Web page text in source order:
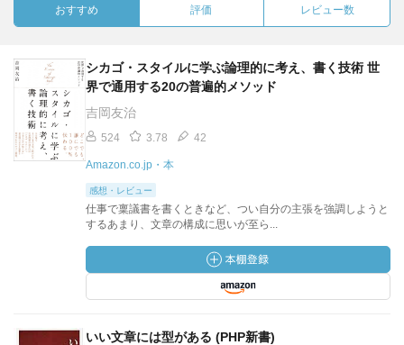
おすすめ 評価 レビュー数
シカゴ・スタイルに学ぶ論理的に考え、書く技術 世
界で通用する20の普遍的メソッド
吉岡友治
524 3.78 42
Amazon.co.jp・本
感想・レビュー
仕事で稟議書を書くときなど、つい自分の主張を強調しようと
するあまり、文章の構成に思いが至ら...
いい文章には型がある (PHP新書)